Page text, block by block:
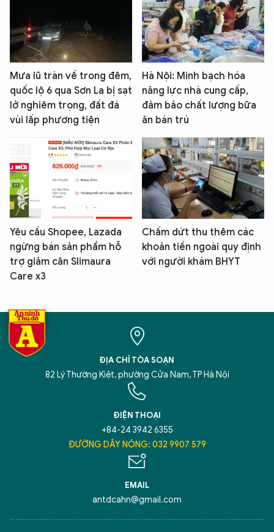
Mưa lũ tràn về trong đêm,
quốc lộ 6 qua Sơn La bị sạt
lở nghiêm trọng, đất đá
vùi lấp phương tiện
Hà Nội: Minh bạch hóa
năng lực nhà cung cấp,
đảm bảo chất lượng bữa
ăn bán trú
Yêu cầu Shopee, Lazada
ngừng bán sản phẩm hỗ
trợ giảm cân Slimaura
Care x3
Chấm dứt thu thêm các
khoản tiền ngoài quy định
với người khám BHYT
ĐỊA CHỈ TÒA SOẠN
82 Lý Thường Kiệt, phường Cửa Nam, TP Hà Nội
ĐIỆN THOẠI
+84-24 3942 6355
ĐƯỜNG DÂY NÓNG: 032 9907 579
EMAIL
antdcahn@gmail.com